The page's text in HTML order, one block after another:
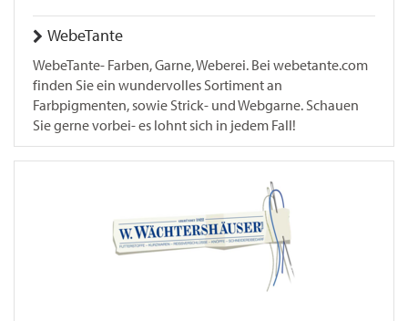
WebeTante
WebeTante- Farben, Garne, Weberei. Bei webetante.com
finden Sie ein wundervolles Sortiment an
Farbpigmenten, sowie Strick- und Webgarne. Schauen
Sie gerne vorbei- es lohnt sich in jedem Fall!